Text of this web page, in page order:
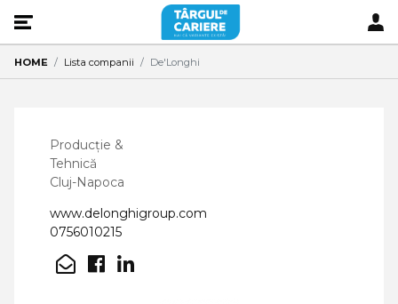
HOME Lista companii De'Longhi
Producție &
Tehnică
Cluj-Napoca
www.delonghigroup.com
0756010215